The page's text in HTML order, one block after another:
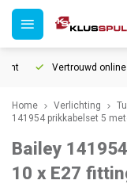
Vertrouwd online
Home Verlichting
141954 prikkabelset 5
Bailey
10 x E27